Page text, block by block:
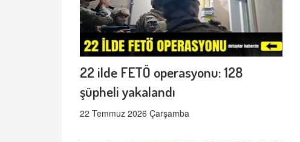
22 ilde FETÖ operasyonu: 128
şüpheli yakalandı
22 Temmuz 2026 Çarşamba